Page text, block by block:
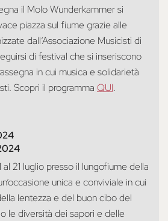
il Molo Wunderkammer si
piazza sul fiume grazie alle
dall’Associazione Musicisti di
di festival che si inseriscono
in cui musica e solidarietà
Scopri il programma QUI.
al 21 luglio presso il lungofiume della
unica e conviviale in cui
lentezza e del buon cibo del
le diversità dei sapori e delle